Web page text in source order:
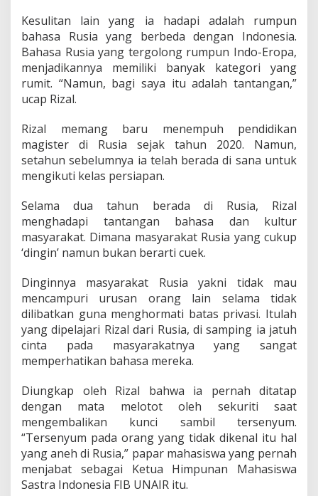
n
y
a
P
a
d
n
g
u
i
t
i
k
Kesulitan lain yang ia hadapi adalah rumpun
bahasa Rusia yang berbeda dengan Indonesia.
Bahasa Rusia yang tergolong rumpun Indo-Eropa,
menjadikannya memiliki banyak kategori yang
rumit. “Namun, bagi saya itu adalah tantangan,”
ucap Rizal.
Rizal memang baru menempuh pendidikan
magister di Rusia sejak tahun 2020. Namun,
setahun sebelumnya ia telah berada di sana untuk
mengikuti kelas persiapan.
Selama dua tahun berada di Rusia, Rizal
menghadapi tantangan bahasa dan kultur
masyarakat. Dimana masyarakat Rusia yang cukup
‘dingin’ namun bukan berarti cuek.
Dinginnya masyarakat Rusia yakni tidak mau
mencampuri urusan orang lain selama tidak
dilibatkan guna menghormati batas privasi. Itulah
yang dipelajari Rizal dari Rusia, di samping ia jatuh
cinta pada masyarakatnya yang sangat
memperhatikan bahasa mereka.
Diungkap oleh Rizal bahwa ia pernah ditatap
dengan mata melotot oleh sekuriti saat
mengembalikan kunci sambil tersenyum.
“Tersenyum pada orang yang tidak dikenal itu hal
yang aneh di Rusia,” papar mahasiswa yang pernah
menjabat sebagai Ketua Himpunan Mahasiswa
Sastra Indonesia FIB UNAIR itu.